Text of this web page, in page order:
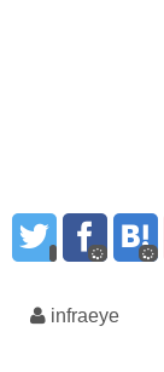
infraeye